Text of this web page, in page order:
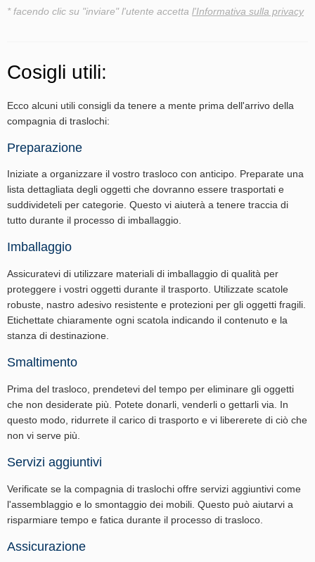
* facendo clic su "inviare" l'utente accetta l'Informativa sulla privacy
Cosigli utili:
Ecco alcuni utili consigli da tenere a mente prima dell'arrivo della
compagnia di traslochi:
Preparazione
Iniziate a organizzare il vostro trasloco con anticipo. Preparate una
lista dettagliata degli oggetti che dovranno essere trasportati e
suddivideteli per categorie. Questo vi aiuterà a tenere traccia di
tutto durante il processo di imballaggio.
Imballaggio
Assicuratevi di utilizzare materiali di imballaggio di qualità per
proteggere i vostri oggetti durante il trasporto. Utilizzate scatole
robuste, nastro adesivo resistente e protezioni per gli oggetti fragili.
Etichettate chiaramente ogni scatola indicando il contenuto e la
stanza di destinazione.
Smaltimento
Prima del trasloco, prendetevi del tempo per eliminare gli oggetti
che non desiderate più. Potete donarli, venderli o gettarli via. In
questo modo, ridurrete il carico di trasporto e vi libererete di ciò che
non vi serve più.
Servizi aggiuntivi
Verificate se la compagnia di traslochi offre servizi aggiuntivi come
l'assemblaggio e lo smontaggio dei mobili. Questo può aiutarvi a
risparmiare tempo e fatica durante il processo di trasloco.
Assicurazione